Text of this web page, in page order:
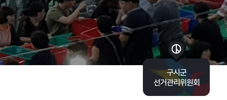
구시군
선거관리위원회
바로가기 목록 열기